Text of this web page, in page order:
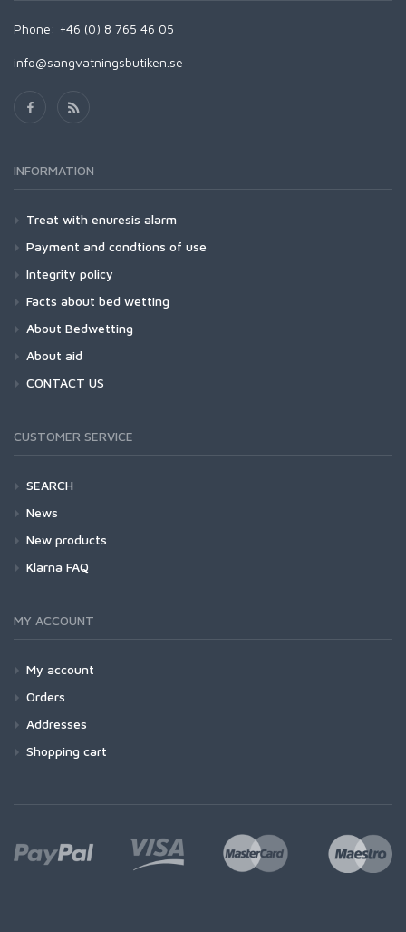
Phone: +46 (0) 8 765 46 05
info@sangvatningsbutiken.se
INFORMATION
Treat with enuresis alarm
Payment and condtions of use
Integrity policy
Facts about bed wetting
About Bedwetting
About aid
CONTACT US
CUSTOMER SERVICE
SEARCH
News
New products
Klarna FAQ
MY ACCOUNT
My account
Orders
Addresses
Shopping cart